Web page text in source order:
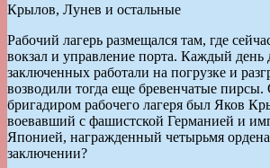
Крылов, Лунев и остальные
Рабочий лагерь размещался там, где
вокзал и управление порта. Каждый день
заключенных работали на погрузке и
возводили тогда еще бревенчатые
бригадиром рабочего лагеря был Яков
воевавший с фашистской Германией и
Японией, награжденный четырьмя
заключении?